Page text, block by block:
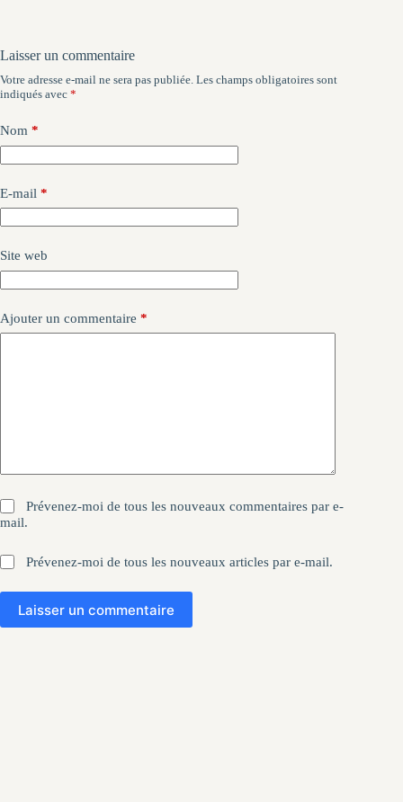
Laisser un commentaire
Votre adresse e-mail ne sera pas publiée. Les champs obligatoires sont
indiqués avec *
Nom *
E-mail *
Site web
Ajouter un commentaire *
Prévenez-moi de tous les nouveaux commentaires par e-
mail.
Prévenez-moi de tous les nouveaux articles par e-mail.
Laisser un commentaire